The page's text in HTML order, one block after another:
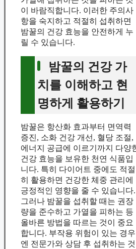
이 바람직합니다. 이러한 주의사
항을 숙지하고 적절히 섭취하면
밤꿀의 건강 효능을 안전하게 누
릴 수 있습니다.
밤꿀의 건강 가
치를 이해하고 현
명하게 활용하기
밤꿀은 항산화 효과부터 면역력
증진, 소화 건강 개선, 혈당 조절,
에너지 공급에 이르기까지 다양
건강 효능을 보유한 천연 식품입
니다. 특히 다이어트 중에도 적절
히 활용하면 건강한 체중 관리에
긍정적인 영향을 줄 수 있습니다.
그러나 밤꿀을 섭취할 때는 권장
량을 준수하고 가열을 피하는 등
올바른 방법을 따르는 것이 중요
합니다. 부작용 위험이 있는 경우
엔 전문가와 상담 후 섭취하는 것